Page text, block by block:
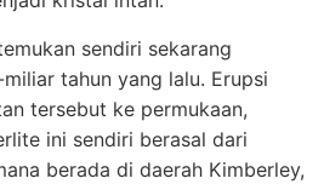
sendiri sekarang
tahun yang lalu. Erupsi
tersebut ke permukaan,
ini sendiri berasal dari
berada di daerah Kimberley,